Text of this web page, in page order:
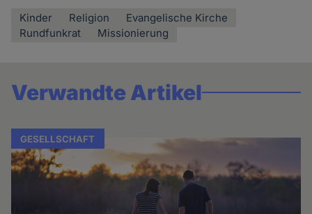
Kinder Religion
Evangelische Kirche
Rundfunkrat
Missionierung
Verwandte Artikel
GESELLSCHAFT